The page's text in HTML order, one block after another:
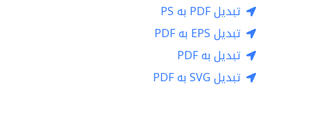
تبدیل PDF به PS
تبدیل EPS به PDF
تبدیل به PDF
تبدیل SVG به PDF